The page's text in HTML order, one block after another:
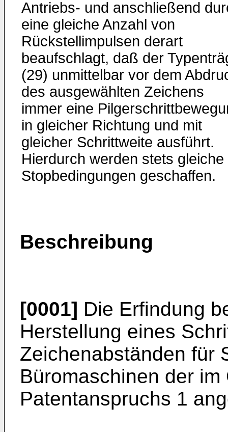
Antriebs- und anschließend
eine gleiche Anzahl von
Rückstellimpulsen derart
beaufschlagt, daß der
(29) unmittelbar vor dem
des ausgewählten Zeichens
immer eine
in gleicher Richtung und mit
gleicher Schrittweite ausführt.
Hierdurch werden stets gleiche
Stopbedingungen geschaffen.
Beschreibung
[0001] Die Erfindung
Herstellung eines
Zeichenabständen für
Büromaschinen der
Patentanspruchs 1